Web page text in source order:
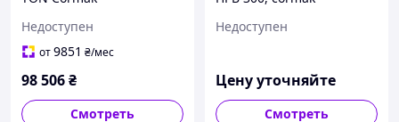
Недоступен
от9851 ₴/мес
98 506₴
Смотреть
Недоступен
Цену уточняйте
Смотреть